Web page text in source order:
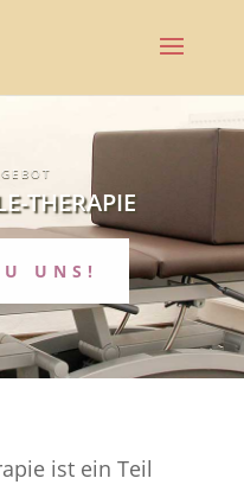
THERAPIE
UNS!
ist ein Teil